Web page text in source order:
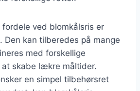
ved blomkålsris er
Den kan tilberedes på mange
med forskellige
at skabe lækre måltider.
en simpel tilbehørsret